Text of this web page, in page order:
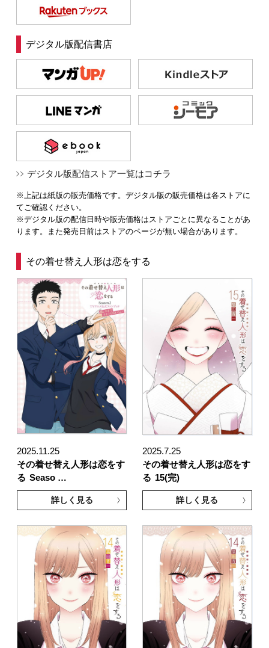
デジタル版配信書店
デジタル版配信ストア一覧はコチラ
※上記は紙版の販売価格です。デジタル版の販売価格は各ストアに
てご確認ください。
※デジタル版の配信日時や販売価格はストアごとに異なることがあ
ります。また発売日前はストアのページが無い場合があります。
その着せ替え人形は恋をする
2025.11.25
その着せ替え人形は恋をす
る Seaso …
詳しく見る
2025.7.25
その着せ替え人形は恋をす
る 15(完)
詳しく見る